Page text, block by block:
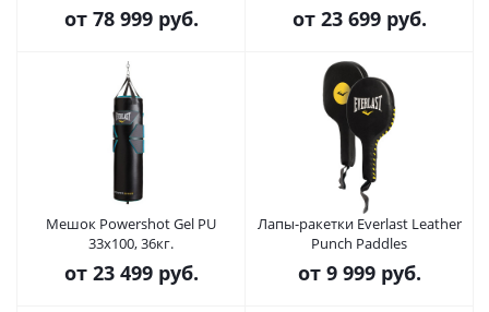
от 78 999 руб. от 23 699 руб.
Мешок Powershot Gel PU
33x100, 36кг.
от 23 499 руб.
Лапы-ракетки Everlast Leather
Punch Paddles
от 9 999 руб.